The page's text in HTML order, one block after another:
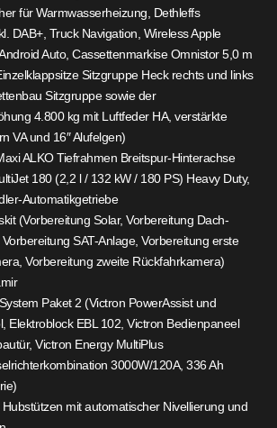
für Warmwasserheizung, Dethleffs
DAB+, Truck Navigation, Wireless Apple
Auto, Cassettenmarkise Omnistor 5,0 m
Sitzgruppe Heck rechts und links
Sitzgruppe sowie der
4.800 kg mit Luftfeder HA, verstärkte
VA und 16″ Alufelgen)
ALKO Tiefrahmen Breitspur-Hinterachse
180 (2,2 l / 132 kW / 180 PS) Heavy Duty,
Automatikgetriebe
(Vorbereitung Solar, Vorbereitung Dach-
SAT-Anlage, Vorbereitung erste
Vorbereitung zweite Rückfahrkamera)
Paket 2 (Victron PowerAssist und
Elektroblock EBL 102, Victron Bedienpaneel
Victron Energy MultiPlus
3000W/120A, 336 Ah
mit automatischer Nivellierung und